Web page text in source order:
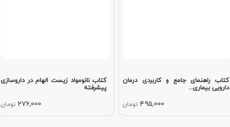
کتاب راهنمای جامع و کاربردی درمان
دارویی بیماری...
495,000 تومان
کتاب نانومواد زیست الهام در داروسازی
پیشرفته
276,000 تومان